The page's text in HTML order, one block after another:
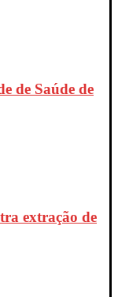
de Saúde de
extração de